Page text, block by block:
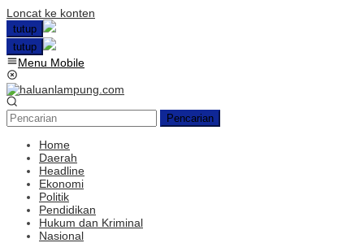
Loncat ke konten
tutup
tutup
Menu Mobile
Pencarian
Home
Daerah
Headline
Ekonomi
Politik
Pendidikan
Hukum dan Kriminal
Nasional